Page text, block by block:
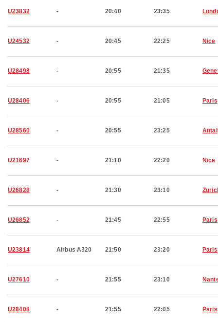
U23832 - 20:40 23:35
U24532 - 20:45 22:25 Nice
U28498 - 20:55 21:35
U28406 - 20:55 21:05 Paris
U28560 - 20:55 23:25
U21697 - 21:10 22:20 Nice
U26828 - 21:30 23:10
U26852 - 21:45 22:55 Paris
U23814 Airbus A320 21:50 23:20 Paris
U27610 - 21:55 23:10
U28408 - 21:55 22:05 Paris